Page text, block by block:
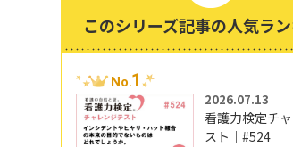
このシリーズ記事の人気ラ
No.1
2026.07.13
看護力検定チ
スト｜#524